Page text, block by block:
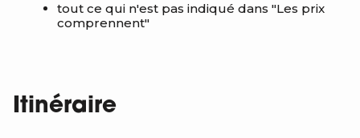
tout ce qui n'est pas indiqué dans "Les prix
comprennent"
Itinéraire